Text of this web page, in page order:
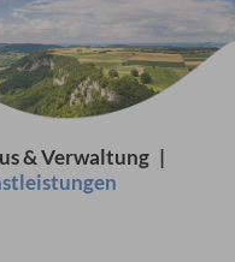
& Verwaltung |